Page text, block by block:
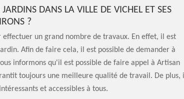
DANS LA VILLE DE VICHEL ET SES
?
effectuer un grand nombre de travaux. En effet, il est
Afin de faire cela, il est possible de demander à
informons qu'il est possible de faire appel à Artisan
toujours une meilleure qualité de travail. De plus, il
et accessibles à tous.